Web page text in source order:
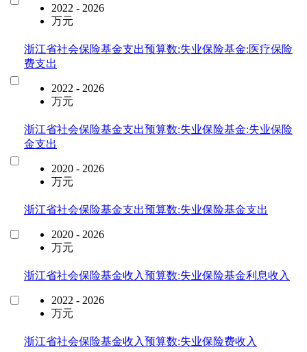
2022 - 2026
万元
浙江省社会保险基金支出预算数:失业保险基金:医疗保险
费支出
2022 - 2026
万元
浙江省社会保险基金支出预算数:失业保险基金:失业保险
金支出
2020 - 2026
万元
浙江省社会保险基金支出预算数:失业保险基金支出
2020 - 2026
万元
浙江省社会保险基金收入预算数:失业保险基金利息收入
2022 - 2026
万元
浙江省社会保险基金收入预算数:失业保险费收入